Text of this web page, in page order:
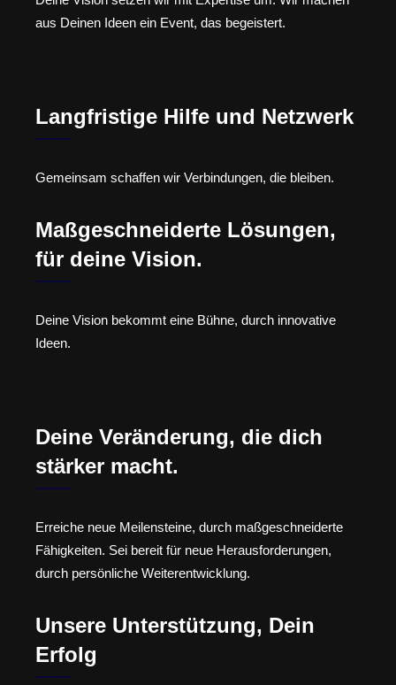
aus Deinen Ideen ein Event, das begeistert.
Langfristige Hilfe und Netzwerk
Gemeinsam schaffen wir Verbindungen, die bleiben.
Maßgeschneiderte Lösungen,
für deine Vision.
Deine Vision bekommt eine Bühne, durch innovative
Ideen.
Deine Veränderung, die dich
stärker macht.
Erreiche neue Meilensteine, durch maßgeschneiderte
Fähigkeiten. Sei bereit für neue Herausforderungen,
durch persönliche Weiterentwicklung.
Unsere Unterstützung, Dein
Erfolg